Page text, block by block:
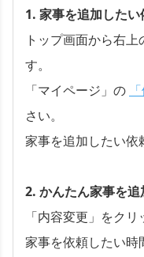
1. 家事を追加したい
トップ画面から右
す。
「マイページ」の
さい。
家事を追加したい依
2. かんたん家事を追
「内容変更」をクリ
家事を依頼したい時